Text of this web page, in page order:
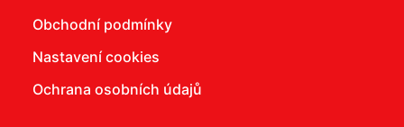
Obchodní podmínky
Nastavení cookies
Ochrana osobních údajů